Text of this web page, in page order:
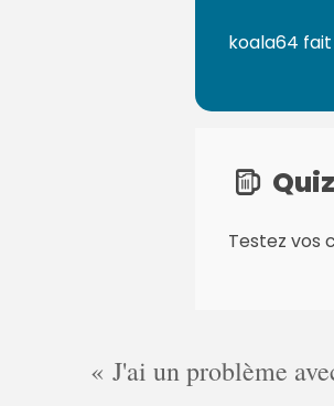
koala64
Quiz
Testez vos
J'ai un problème